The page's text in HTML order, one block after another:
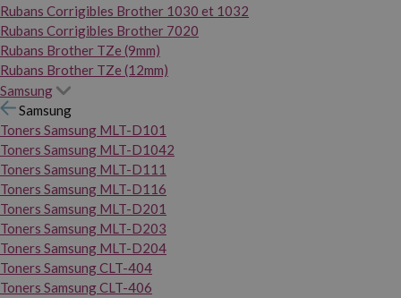
Rubans Corrigibles Brother 1030 et 1032
Rubans Corrigibles Brother 7020
Rubans Brother TZe (9mm)
Rubans Brother TZe (12mm)
Samsung
Samsung
Toners Samsung MLT-D101
Toners Samsung MLT-D1042
Toners Samsung MLT-D111
Toners Samsung MLT-D116
Toners Samsung MLT-D201
Toners Samsung MLT-D203
Toners Samsung MLT-D204
Toners Samsung CLT-404
Toners Samsung CLT-406